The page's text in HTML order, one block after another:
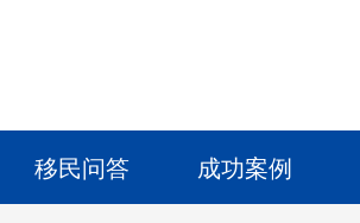
移民问答 成功案例